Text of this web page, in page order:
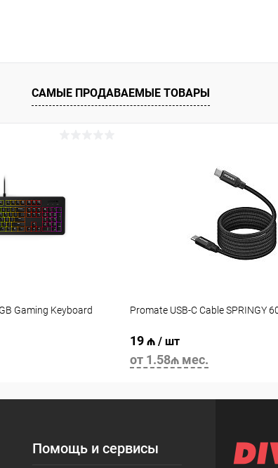
САМЫЕ ПРОДАВАЕМЫЕ ТОВАРЫ
Gaming Keyboard Promate USB-C Cable SPRINGY
19 ₼ / шт
от 1.58₼ мес.
Помощь и сервисы